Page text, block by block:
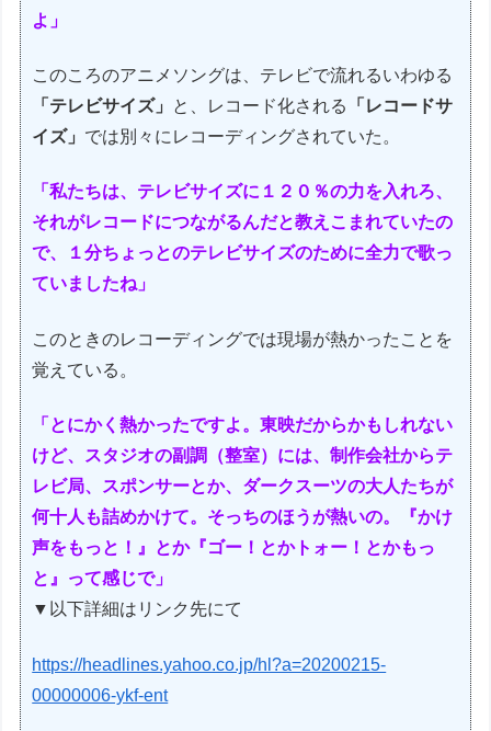
よ」
このころのアニメソングは、テレビで流れるいわゆる
「テレビサイズ」
と、レコード化される
「レコードサ
イズ」 では別々にレコーディングされていた。
「私たちは、テレビサイズに１２０％の力を入れろ、
それがレコードにつながるんだと教えこまれていたの
で、１分ちょっとのテレビサイズのために全力で歌っ
ていましたね」
このときのレコーディングでは現場が熱かったことを
覚えている。
「とにかく熱かったですよ。東映だからかもしれない
けど、スタジオの副調（整室）には、制作会社からテ
レビ局、スポンサーとか、ダークスーツの大人たちが
何十人も詰めかけて。そっちのほうが熱いの。『かけ
声をもっと！』とか『ゴー！とかトォー！とかもっ
と』って感じで」
▼以下詳細はリンク先にて
https://headlines.yahoo.co.jp/hl?a=20200215-
00000006-ykf-ent